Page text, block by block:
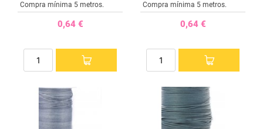
Compra mínima 5 metros.
0,64 €
Compra mínima 5 metros.
0,64 €